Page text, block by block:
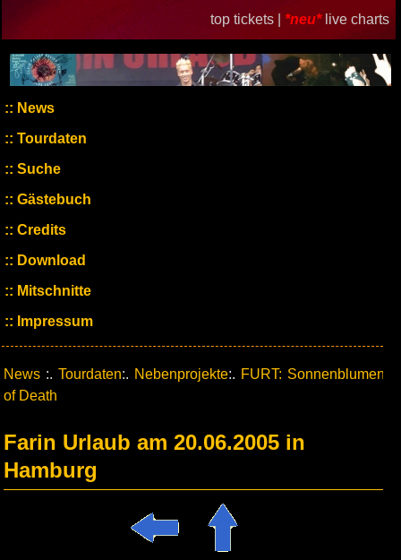
top tickets | *neu* live charts
News
Tourdaten
Suche
Gästebuch
Credits
Download
Mitschnitte
Impressum
News :. Tourdaten:. Nebenprojekte:. FURT: Sonnenblumen
of Death
Farin Urlaub am 20.06.2005 in
Hamburg